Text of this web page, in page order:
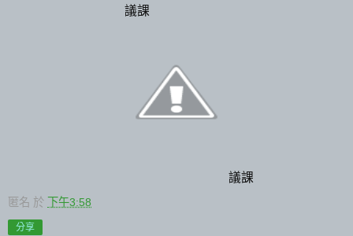
議課
議課
匿名 於 下午3:58
分享